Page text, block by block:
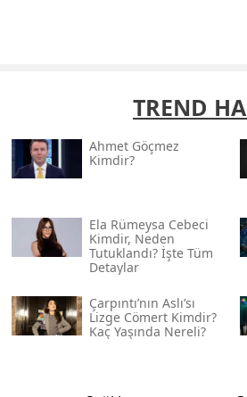
TREND
Ahmet Göçmez
Kimdir?
Ela Rümeysa Cebeci
Kimdir, Neden
Tutuklandı? İşte Tüm
Detaylar
Çarpıntı’nın Aslı’sı
Lizge Cömert Kimdir?
Kaç Yaşında Nereli?